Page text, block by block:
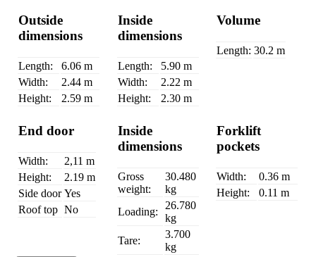
Outside
dimensions
Length:
6.06 m
Width:
2.44 m
Height:
2.59 m
Inside
dimensions
Length:
5.90 m
Width:
2.22 m
Height:
2.30 m
Volume
Length: 30.2 m
End door
Width:
2,11 m
Height:
2.19 m
Side door Yes
Roof top No
Inside
dimensions
Gross
weight:
30.480
kg
Loading:
26.780
kg
Tare:
3.700
kg
Forklift
pockets
Width:
0.36 m
Height:
0.11 m